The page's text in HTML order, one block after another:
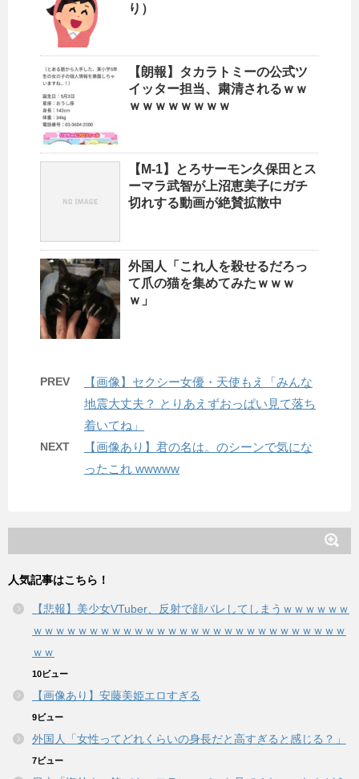
り）
【朗報】タカラトミーの公式ツ
イッター担当、粛清されるｗｗ
ｗｗｗｗｗｗｗｗ
【M-1】とろサーモン久保田とス
ーマラ武智が上沼恵美子にガチ
切れする動画が絶賛拡散中
外国人「これ人を殺せるだろっ
て爪の猫を集めてみたｗｗｗ
ｗ」
PREV
【画像】セクシー女優・天使もえ「みんな
地震大丈夫？ とりあえずおっぱい見て落ち
着いてね」
NEXT
【画像あり】君の名は。のシーンで気にな
ったこれ wwwww
人気記事はこちら！
【悲報】美少女VTuber、反射で顔バレしてしまうｗｗｗｗｗｗ
ｗｗｗｗｗｗｗｗｗｗｗｗｗｗｗｗｗｗｗｗｗｗｗｗｗｗｗｗ
ｗｗ
10ビュー
【画像あり】安藤美姫エロすぎる
9ビュー
外国人「女性ってどれくらいの身長だと高すぎると感じる？」
7ビュー